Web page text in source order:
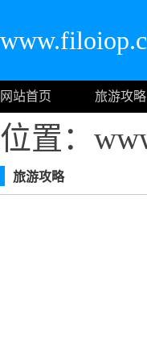
网站首页 旅游攻略
位置：
旅游攻略